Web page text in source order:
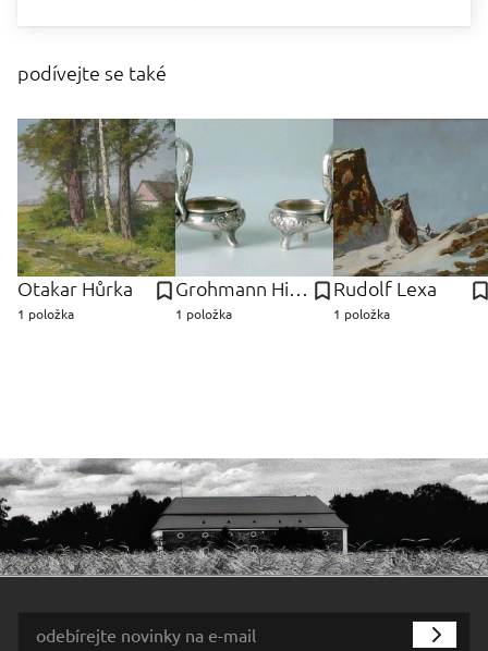
podívejte se také
Otakar Hůrka
1 položka
Grohmann Hieromymus
1 položka
Rudolf Lexa
1 položka